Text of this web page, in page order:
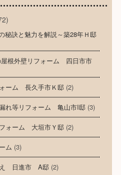
秘訣と魅力を解説～築28年Ｈ邸
根外壁リフォーム 四日市市
ーム 長久手市Ｋ邸(2)
れ等リフォーム 亀山市I邸(3)
ォーム 大垣市Ｙ邸(2)
ム (3)
え 日進市 A邸(2)